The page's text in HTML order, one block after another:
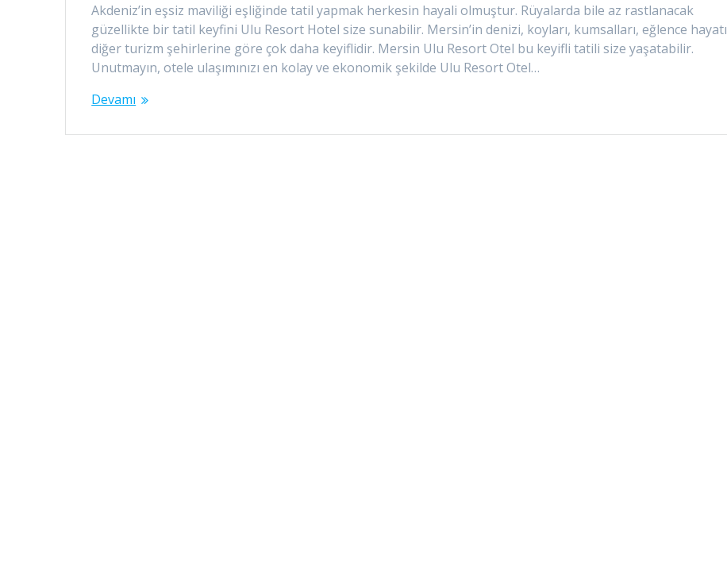
Akdeniz’in eşsiz maviliği eşliğinde tatil yapmak herkesin hayali olmuştur. Rüyalarda bile az rastlanacak
güzellikte bir tatil keyfini Ulu Resort Hotel size sunabilir. Mersin’in denizi, koyları, kumsalları, eğlence hayatı
diğer turizm şehirlerine göre çok daha keyiflidir. Mersin Ulu Resort Otel bu keyifli tatili size yaşatabilir.
Unutmayın, otele ulaşımınızı en kolay ve ekonomik şekilde Ulu Resort Otel…
Devamı